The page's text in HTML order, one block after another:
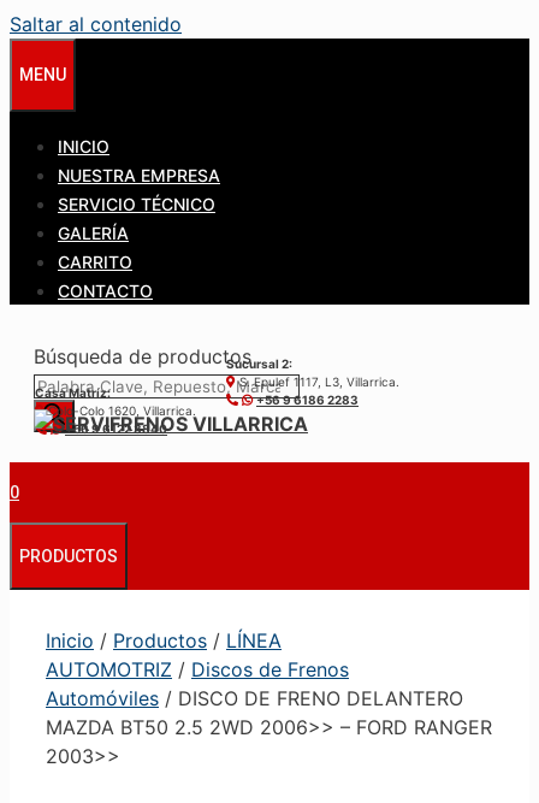
Saltar al contenido
MENU
INICIO
NUESTRA EMPRESA
SERVICIO TÉCNICO
GALERÍA
CARRITO
CONTACTO
Búsqueda de productos
Casa Matríz:
Colo-Colo 1620, Villarrica.
+56 9 6122 3840
Sucursal 2:
S. Epulef 1117, L3, Villarrica.
+56 9 6186 2283
0
PRODUCTOS
Inicio / Productos / LÍNEA
AUTOMOTRIZ / Discos de Frenos
Automóviles / DISCO DE FRENO DELANTERO
MAZDA BT50 2.5 2WD 2006>> – FORD RANGER
2003>>